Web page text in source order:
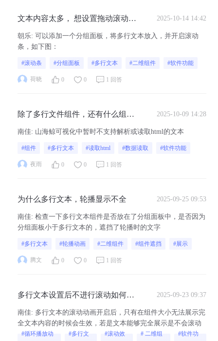
文本内容太多， 想设置拖动滚动条
种滚动面板啊？
2025-10-14 14:42
朝乐: 可以添加一个分组面板，将多行文本放入，并开启滚动
条，如下图：
#滚动条 #分组面板 #多行文本 #二维组件 #软件功能
荷晓 0 0 1 回答
除了多行文件组件，还有什么组件
2025-10-09 14:28
南佳: 山海鲸可视化中暂时不支持解析或读取html的文本
#组件 #多行文本 #读取html #数据读取 #软件功能
夜雨 0 0 1 回答
为什么多行文本，轮播显示不全 2025-09-25 09:53
南佳: 检查一下多行文本组件是否放在了分组面板中，是否因为
分组面板小于多行文本的，遮挡了轮播时的文字
#多行文本 #轮播动画 #二维组件 #组件遮挡 #展示
腾文 0 0 1 回答
多行文本设置后不进行滚动如何解
2025-09-23 09:37
南佳: 多行文本的滚动动画开启后，只有在组件大小无法展示完
全文本内容的时候会生效，若是文本能够完全展示是不会滚动
#循环播放动
#多行文
#滚动效
# 二维组
#软件功